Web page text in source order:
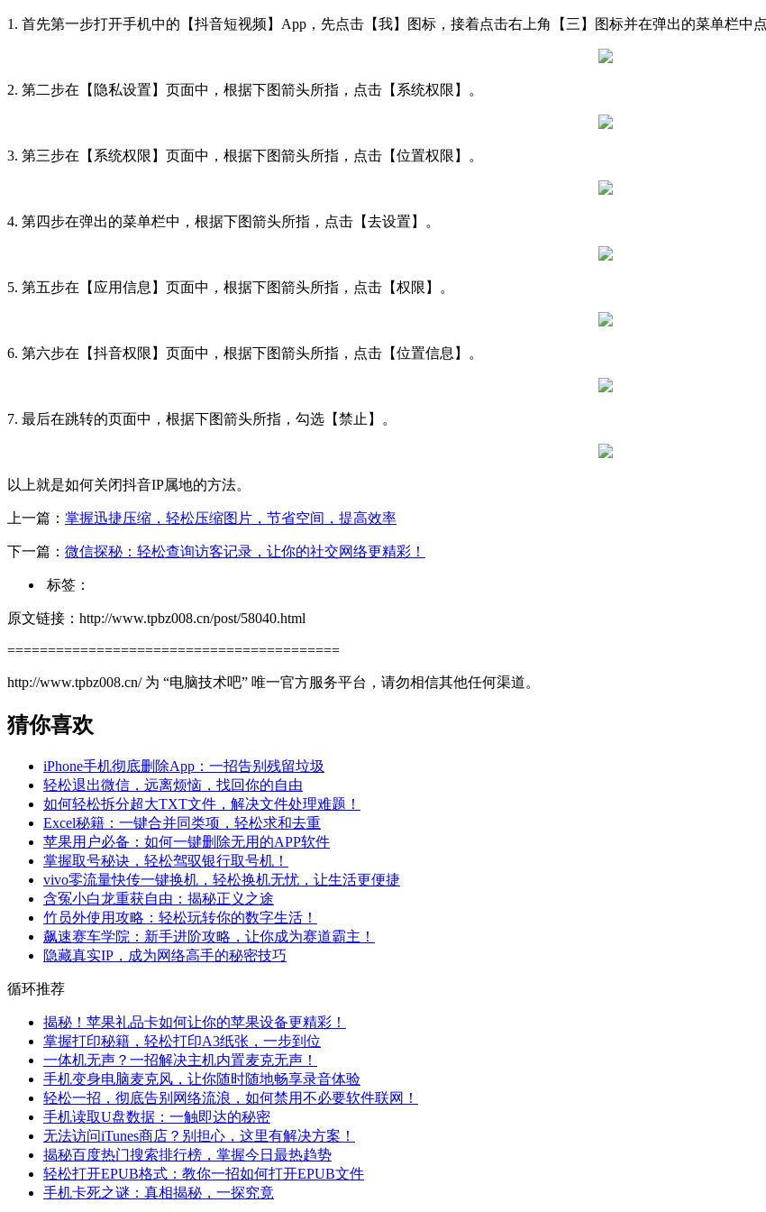
1. 首先第一步打开手机中的【抖音短视频】App，先点击【我】图标，接着点击右上角【三】图标并在弹出的菜单栏中
2. 第二步在【隐私设置】页面中，根据下图箭头所指，点击【系统权限】。
3. 第三步在【系统权限】页面中，根据下图箭头所指，点击【位置权限】。
4. 第四步在弹出的菜单栏中，根据下图箭头所指，点击【去设置】。
5. 第五步在【应用信息】页面中，根据下图箭头所指，点击【权限】。
6. 第六步在【抖音权限】页面中，根据下图箭头所指，点击【位置信息】。
7. 最后在跳转的页面中，根据下图箭头所指，勾选【禁止】。
以上就是如何关闭抖音IP属地的方法。
上一篇： 掌握迅捷压缩，轻松压缩图片，节省空间，提高效率
下一篇： 微信探秘：轻松查询访客记录，让你的社交网络更精彩！
标签：
原文链接：http://www.tpbz008.cn/post/58040.html
=========================================
http://www.tpbz008.cn/ 为 “电脑技术吧” 唯一官方服务平台，请勿相信其他任何渠道。
猜你喜欢
iPhone手机彻底删除App：一招告别残留垃圾
轻松退出微信，远离烦恼，找回你的自由
如何轻松拆分超大TXT文件，解决文件处理难题！
Excel秘籍：一键合并同类项，轻松求和去重
苹果用户必备：如何一键删除无用的APP软件
掌握取号秘诀，轻松驾驭银行取号机！
vivo零流量快传一键换机，轻松换机无忧，让生活更便捷
含冤小白龙重获自由：揭秘正义之途
竹员外使用攻略：轻松玩转你的数字生活！
飙速赛车学院：新手进阶攻略，让你成为赛道霸主！
隐藏真实IP，成为网络高手的秘密技巧
循环推荐
揭秘！苹果礼品卡如何让你的苹果设备更精彩！
掌握打印秘籍，轻松打印A3纸张，一步到位
一体机无声？一招解决主机内置麦克无声！
手机变身电脑麦克风，让你随时随地畅享录音体验
轻松一招，彻底告别网络流浪，如何禁用不必要软件联网！
手机读取U盘数据：一触即达的秘密
无法访问iTunes商店？别担心，这里有解决方案！
揭秘百度热门搜索排行榜，掌握今日最热趋势
轻松打开EPUB格式：教你一招如何打开EPUB文件
手机卡死之谜：真相揭秘，一探究竟